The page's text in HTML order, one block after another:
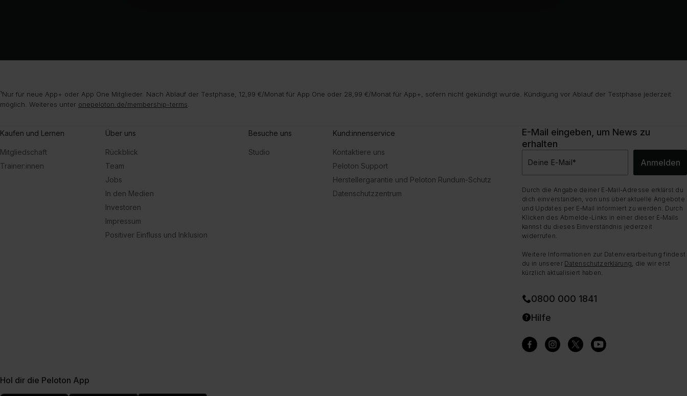
¹Nur für neue App+ oder App One Mitglieder. Nach Ablauf der Testphase, 12,99 €/Monat für App One oder 28,99 €/Monat für App+, sofern nicht gekündigt wurde. Kündigung vor Ablauf der Testphase jederzeit
möglich. Weiteres unter onepeloton.de/membership-terms
Kaufen und Lernen
Mitgliedschaft
Trainer:innen
Über uns
Rückblick
Team
Jobs
In den Medien
Investoren
Impressum
Positiver Einfluss und Inklusion
Besuche uns
Studio
Kund:innenservice
Kontaktiere uns
Peloton Support
Herstellergarantie und Peloton Rundum-Schutz
Datenschutzzentrum
E-Mail eingeben, um News zu
erhalten
Deine E-Mail* Anmelden
Durch die Angabe deiner E-Mail-Adresse erklärst du
dich einverstanden, von uns über aktuelle Angebote
und Updates per E-Mail informiert zu werden. Durch
Klicken des Abmelde-Links in einer dieser E-Mails
kannst du dieses Einverständnis jederzeit
widerrufen.
Weitere Informationen zur Datenverarbeitung findest
du in unserer Datenschutzerklärung, die wir erst
kürzlich aktualisiert haben.
0800 000 1841
Hilfe
Hol dir die Peloton App